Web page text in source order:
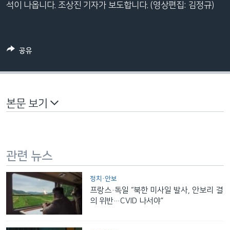
이
석이 나옵니다. 조상진 기자가 보도합니다. (영상편집: 김정규)
공유
본문 보기
관련 뉴스
정치·안보
프랑스·독일 “북한 미사일 발사, 안보리 결
의 위반…CVID 나서야”